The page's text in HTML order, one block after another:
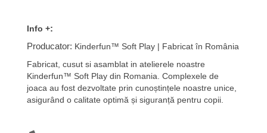
Info +:
Producator: Kinderfun™ Soft Play | Fabricat în România
Fabricat, cusut si asamblat in atelierele noastre
Kinderfun™ Soft Play din Romania. Complexele de
joaca au fost dezvoltate prin cunoștințele noastre unice,
asigurând o calitate optimă și siguranță pentru copii.